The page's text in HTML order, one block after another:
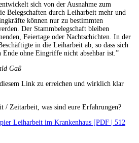
sich von der Ausnahme zum
Belegschaften durch Leiharbeit mehr und
können nur zu bestimmten
Der Stammbelegschaft bleiben
Feiertage oder Nachtschichten. In der
in die Leiharbeit ab, so dass sich
ohne Eingriffe nicht absehbar ist.”
Gaß
Link zu erreichen und wirklich klar
/ Zeitarbeit, was sind eure Erfahrungen?
Leiharbeit im Krankenhaus [PDF | 512